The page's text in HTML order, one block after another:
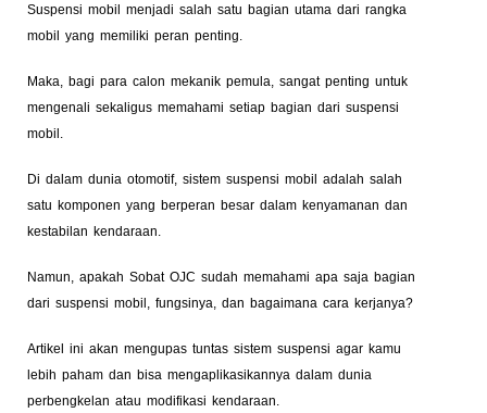
Suspensi mobil menjadi salah satu bagian utama dari rangka
mobil yang memiliki peran penting.
Maka, bagi para calon mekanik pemula, sangat penting untuk
mengenali sekaligus memahami setiap bagian dari suspensi
mobil.
Di dalam dunia otomotif, sistem suspensi mobil adalah salah
satu komponen yang berperan besar dalam kenyamanan dan
kestabilan kendaraan.
Namun, apakah Sobat OJC sudah memahami apa saja bagian
dari suspensi mobil, fungsinya, dan bagaimana cara kerjanya?
Artikel ini akan mengupas tuntas sistem suspensi agar kamu
lebih paham dan bisa mengaplikasikannya dalam dunia
perbengkelan atau modifikasi kendaraan.